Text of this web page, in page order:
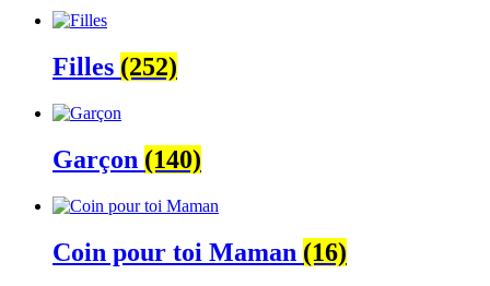
Filles (252)
Garçon (140)
Coin pour toi Maman (16)